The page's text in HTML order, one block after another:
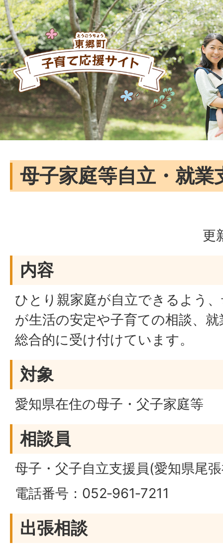
母子家庭等自立・就業
更
内容
ひとり親家庭が自立できるよう
が生活の安定や子育ての相談、
総合的に受け付けています。
対象
愛知県在住の母子・父子家庭等
相談員
母子・父子自立支援員(愛知県尾
電話番号：052‐961‐7211
出張相談